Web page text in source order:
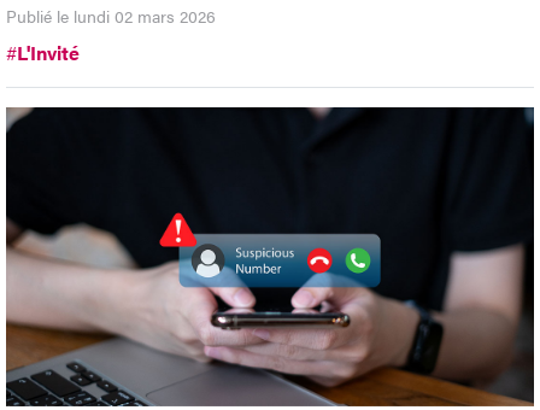
Publié le lundi 02 mars 2026
#L'Invité